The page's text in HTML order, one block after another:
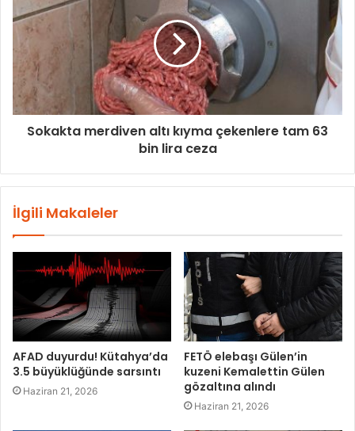
Sokakta merdiven altı kıyma çekenlere tam 63
bin lira ceza
İlgili Makaleler
AFAD duyurdu! Kütahya’da
3.5 büyüklüğünde sarsıntı
Haziran 21, 2026
FETÖ elebaşı Gülen’in
kuzeni Kemalettin Gülen
gözaltına alındı
Haziran 21, 2026